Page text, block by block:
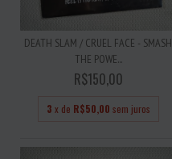
DEATH SLAM / CRUEL FACE - SMASH
THE POWE...
R$150,00
3 x de R$50,00 sem juros